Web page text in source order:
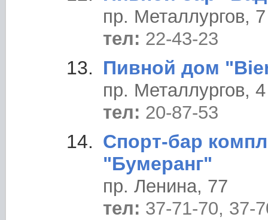
пр. Металлургов, 7
тел: 22-43-23
Пивной дом
пр. Металлургов, 4
тел: 20-87-53
Спорт-бар
"Бумеранг"
пр. Ленина, 77
тел: 37-71-70, 37-